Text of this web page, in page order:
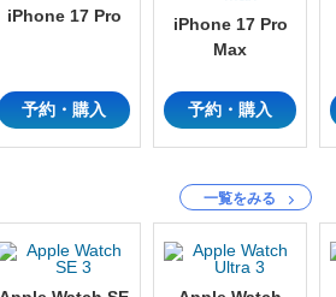
iPhone 17 Pro
予約・購入
iPhone 17 Pro
Max
予約・購入
一覧をみる